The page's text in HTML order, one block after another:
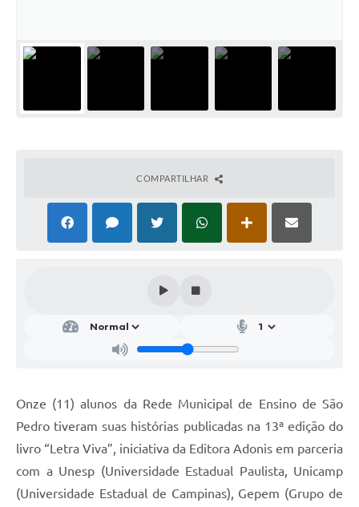
COMPARTILHAR
Onze (11) alunos da Rede Municipal de Ensino de São
Pedro tiveram suas histórias publicadas na 13ª edição do
livro “Letra Viva”, iniciativa da Editora Adonis em parceria
com a Unesp (Universidade Estadual Paulista, Unicamp
(Universidade Estadual de Campinas), Gepem (Grupo de